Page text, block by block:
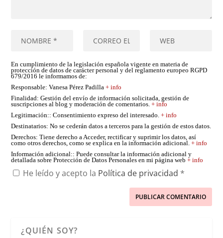
En cumplimiento de la legislación española vigente en materia de
protección de datos de carácter personal y del reglamento europeo RGPD
679/2016 le informamos de:
Responsable: Vanesa Pérez Padilla+ info
Finalidad: Gestión del envío de información solicitada, gestión de
suscripciones al blog y moderación de comentarios.+ info
Legitimación:: Consentimiento expreso del interesado.+ info
Destinatarios: No se cederán datos a terceros para la gestión de estos datos.
Derechos: Tiene derecho a Acceder, rectificar y suprimir los datos, así
como otros derechos, como se explica en la información adicional.+ info
Información adicional:: Puede consultar la información adicional y
detallada sobre Protección de Datos Personales en mi página web+ info
He leído y acepto la Política de privacidad *
¿QUIÉN SOY?